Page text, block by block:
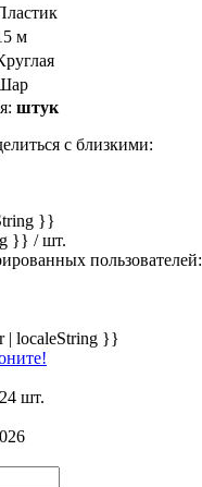
м
штук
с близкими:
}}
}} / шт.
пользователей:
| localeString }}
шт.